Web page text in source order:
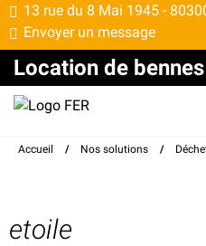
13 rue du 8 Mai 1945 -
Envoyer un message
Location de bennes
Accueil / Nos solutions /
etoile